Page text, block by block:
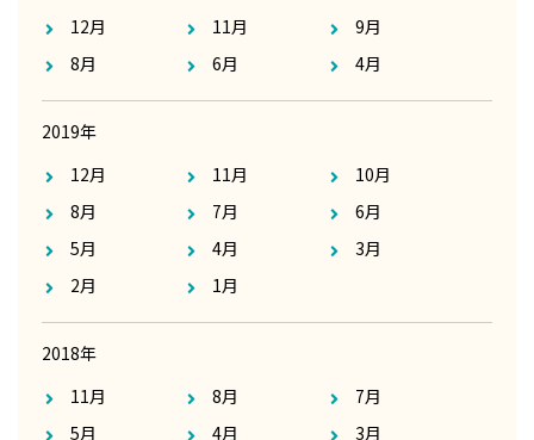
12月
11月
9月
8月
6月 4月
2019年
12月
11月
10月
8月
7月
6月
5月
4月
3月
2月
1月
2018年
11月
8月
7月
5月
4月
3月